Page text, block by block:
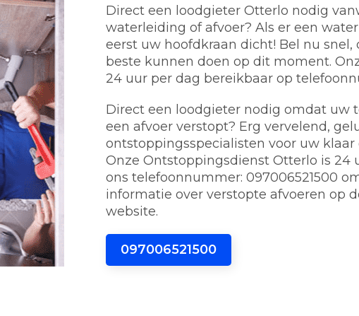
Direct een loodgieter Otterlo nodig
waterleiding of afvoer? Als er een
eerst uw hoofdkraan dicht! Bel nu
beste kunnen doen op dit moment.
24 uur per dag bereikbaar op
Direct een loodgieter nodig omdat uw
een afvoer verstopt? Erg vervelend,
ontstoppingsspecialisten voor uw
Onze Ontstoppingsdienst Otterlo is 24
ons telefoonnummer: 097006521500
informatie over verstopte afvoeren op
website.
097006521500